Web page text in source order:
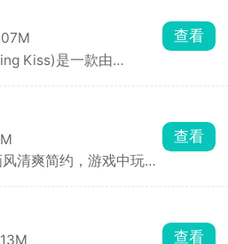
机端的末日恐怖生存游
复古低多边形风格，
展开。玩家扮演一名船
没，你只有60秒的逃生
Kiss)是一款由
生，同时与多位性格迥
立亲密关系。游戏采用
每一次对话选项都至关
响角色关系走向与最终
查看
清爽简约，游戏中玩家
失败。看起来轻松简
都是攻防博弈，你需要
查看
查看